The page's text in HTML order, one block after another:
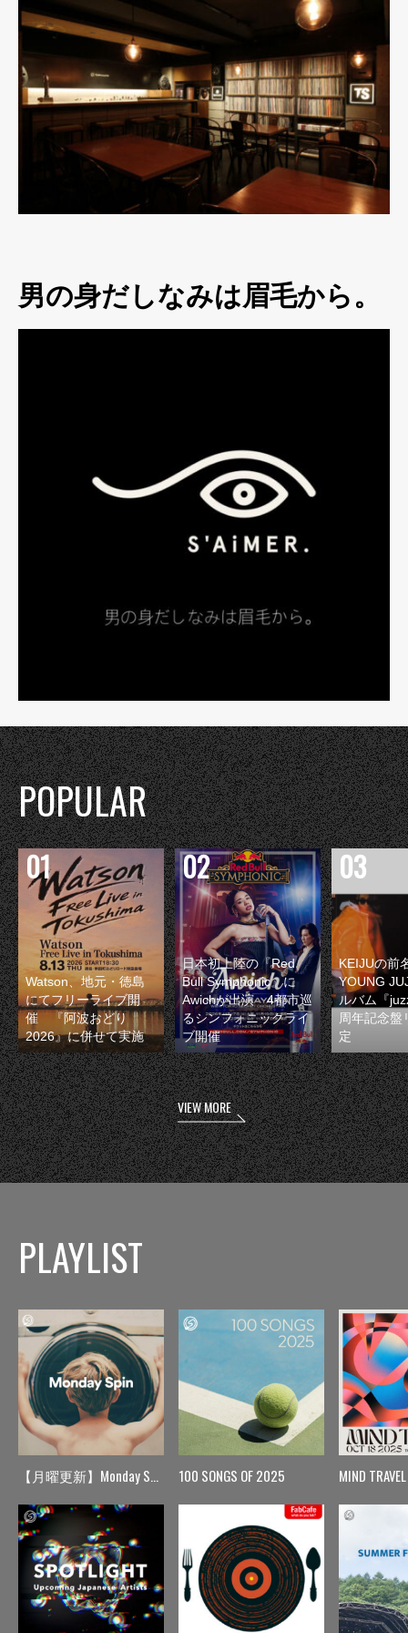
男の身だしなみは眉毛から。
POPULAR
Watson、地元・徳島
にてフリーライブ開
催 『阿波おどり
2026』に併せて実施
日本初上陸の『Red
Bull Symphonic』に
Awichが出演 4都市巡
るシンフォニックライ
ブ開催
KEIJUの前
YOUNG
ルバム『
周年記念盤
定
VIEW MORE
PLAYLIST
【月曜更新】Monday Spin 100 SONGS OF 2025 MIND TRAVEL